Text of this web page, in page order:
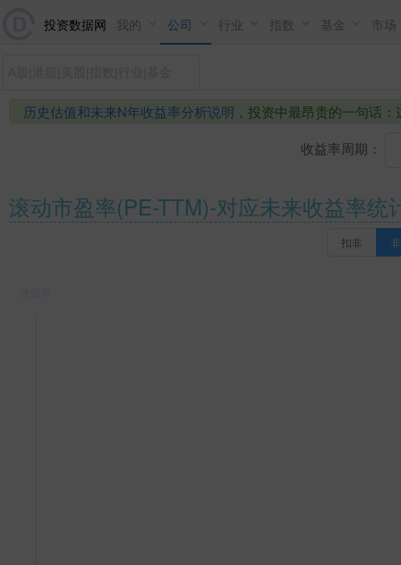
投资数据网 我的 公司 行业 指数 基金 市场
历史估值和未来N年收益率分析说明 ，投资中最昂贵的一句话：
收益率周期 ：
滚动市盈率(PE-TTM)-对应未来收益率统
扣非